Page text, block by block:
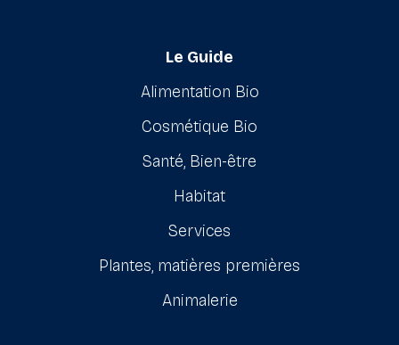
Le Guide
Alimentation Bio
Cosmétique Bio
Santé, Bien-être
Habitat
Services
Plantes, matières premières
Animalerie